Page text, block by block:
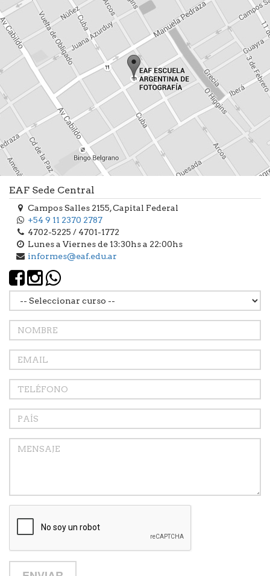
EAF Sede Central
Campos Salles 2155, Capital Federal
+54 9 11 2370 2787
4702-5225 / 4701-1772
Lunes a Viernes de 13:30hs a 22:00hs
informes@eaf.edu.ar